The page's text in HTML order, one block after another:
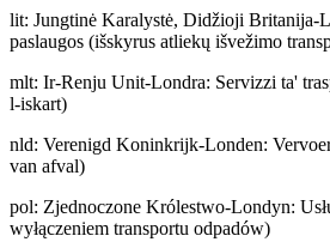
lit: Jungtinė Karalystė, Didžioji Britanija-
paslaugos (išskyrus atliekų išvežimo
mlt: Ir-Renju Unit-Londra: Servizzi ta'
l-iskart)
nld: Verenigd Koninkrijk-Londen:
van afval)
pol: Zjednoczone Królestwo-Londyn:
wyłączeniem transportu odpadów)